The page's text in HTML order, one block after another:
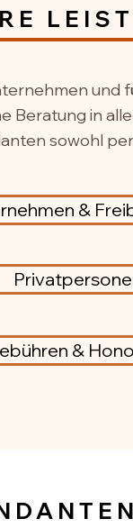
und
Beratung in
sowohl
&
&